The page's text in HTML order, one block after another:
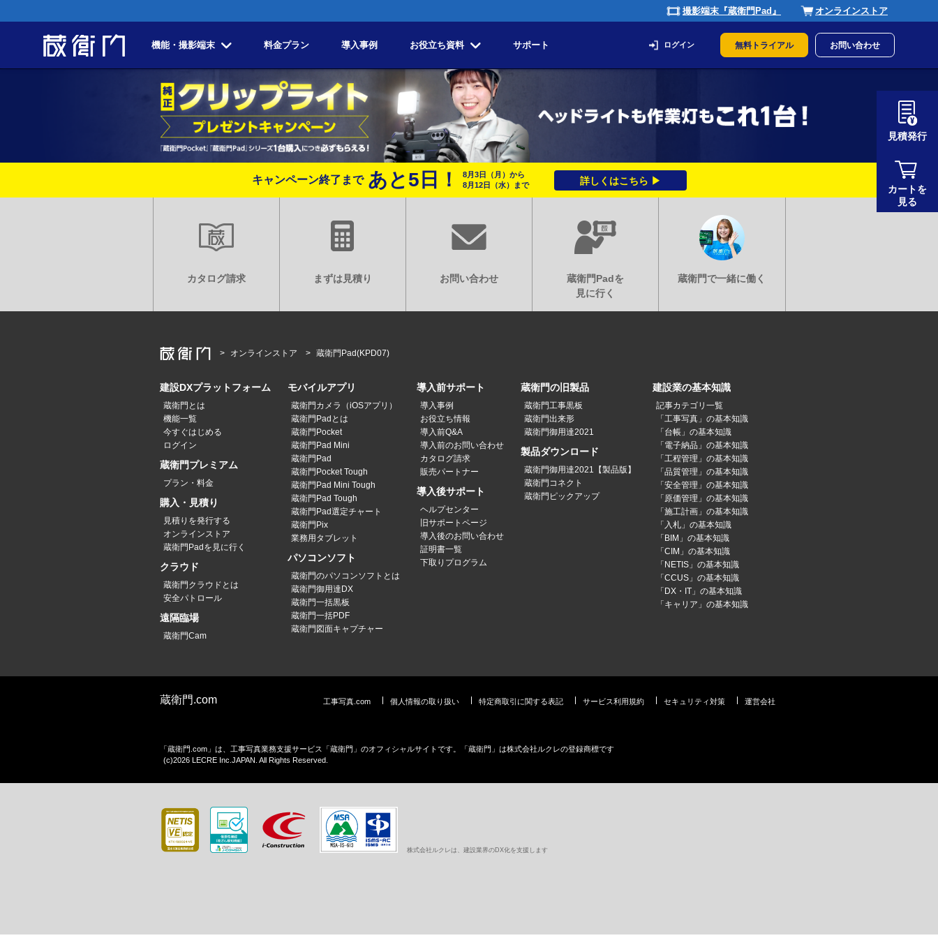
撮影端末『蔵衛門Pad』 オンラインストア
機能・撮影端末 料金プラン 導入事例 お役立ち資料 サポート ログイン 無料トライアル お問い合わせ
キャンペーン終了まで あと5 日！ 8月3日 （月） から
8月12日
（水） まで 詳しくはこちら ▶
カタログ請求 まずは見積り お問い合わせ
蔵衛門Padを
見に行く
オンラインストア 蔵衛門Pad(KPD07)
見積発行
カートを
見る
建設DXプラットフォーム
蔵衛門とは
機能一覧
今すぐはじめる
ログイン
蔵衛門プレミアム
プラン・料金
購入・見積り
見積りを発行する
オンラインストア
蔵衛門Padを見に行く
クラウド
蔵衛門クラウドとは
安全パトロール
遠隔臨場
蔵衛門Cam
モバイルアプリ
蔵衛門カメラ（iOSアプリ）
蔵衛門Padとは
蔵衛門Pocket
蔵衛門Pad Mini
蔵衛門Pad
蔵衛門Pocket Tough
蔵衛門Pad Mini Tough
蔵衛門Pad Tough
蔵衛門Pad選定チャート
蔵衛門Pix
業務用タブレット
パソコンソフト
蔵衛門のパソコンソフトとは
蔵衛門御用達DX
蔵衛門一括黒板
蔵衛門一括PDF
蔵衛門図面キャプチャー
導入前サポート
導入事例
お役立ち情報
導入前Q&A
導入前のお問い合わせ
カタログ請求
販売パートナー
導入後サポート
ヘルプセンター
旧サポートページ
導入後のお問い合わせ
証明書一覧
下取りプログラム
蔵衛門の旧製品
蔵衛門工事黒板
蔵衛門出来形
蔵衛門御用達2021
製品ダウンロード
蔵衛門御用達2021【製品版】
蔵衛門コネクト
蔵衛門ピックアップ
建設業の基本知識
記事カテゴリ一覧
「工事写真」の基本知識
「台帳」の基本知識
「電子納品」の基本知識
「工程管理」の基本知識
「品質管理」の基本知識
「安全管理」の基本知識
「原価管理」の基本知識
「施工計画」の基本知識
「入札」の基本知識
「BIM」の基本知識
「CIM」の基本知識
「NETIS」の基本知識
「CCUS」の基本知識
「DX・IT」の基本知識
「キャリア」の基本知識
蔵衛門.com 工事写真.com 個人情報の取り扱い 特定商取引に関する表記 サービス利用規約 セキュリティ対策 運営会社
「蔵衛門.com」は、工事写真業務支援サービス「蔵衛門」のオフィシャルサイトです。「蔵衛門」は株式会社ルクレの登録商標です
(c)2026 LECRE Inc.JAPAN. All Rights Reserved.
株式会社ルクレは、建設業界のDX化を支援します